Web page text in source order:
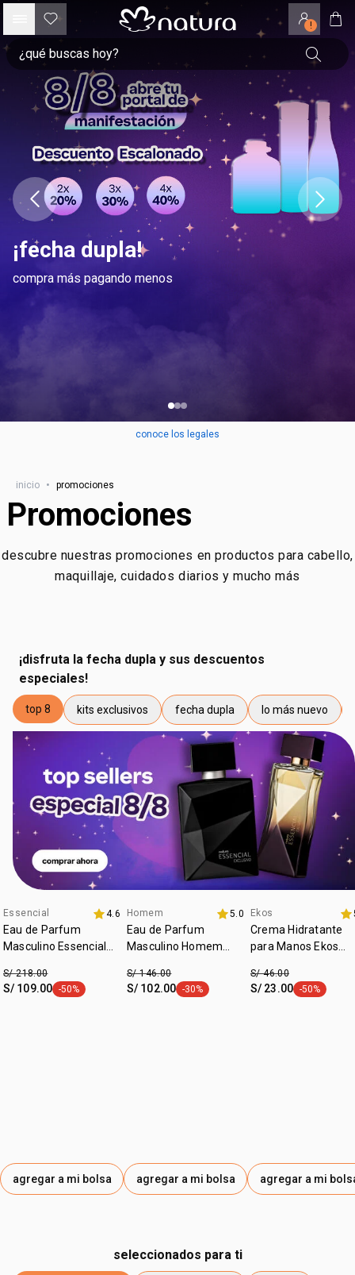
!
¡fecha dupla!
compra más pagando menos
conoce los legales
inicio • promociones
Promociones
descubre nuestras promociones en productos para cabello,
maquillaje, cuidados diarios y mucho más
¡disfruta la fecha dupla y sus descuentos
especiales!
etiqueta top 8
top 8
etiqueta kits exclusivos
kits exclusivos
etiqueta fecha dupla
fecha dupla
etiqueta lo más
lo más nuevo
fecha dupla
Essencial 4.6
Eau de Parfum
Masculino Essencial
S/ 218.00
S/ 109.00 etiqueta -50%
-50%
agregar a mi bolsa
promo imperdible
Homem 5.0
Eau de Parfum
Masculino Homem
S/ 146.00
S/ 102.00 etiqueta -30%
-30%
agregar a mi bolsa
fecha dupla
Ekos
Crema Hidratante
para Manos Ekos
S/ 46.00
S/ 23.00 etiqueta -
-50%
agregar a mi
seleccionados para ti